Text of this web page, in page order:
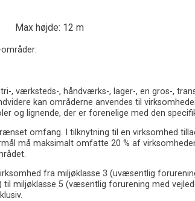
Max højde: 12 m
, værksteds-, håndværks-, lager-, en gros-,
kan områderne anvendes til
og lignende, der er forenelige med den
omfang. I tilknytning til en virksomhed
må maksimalt omfatte 20 % af
fra miljøklasse 3 (uvæsentlig
miljøklasse 5 (væsentlig forurening med